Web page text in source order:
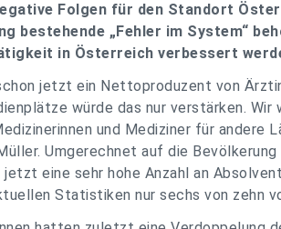
Folgen für den Standort
bestehende „Fehler im System“
in Österreich verbessert
jetzt ein Nettoproduzent von
würde das nur verstärken.
und Mediziner für andere
Umgerechnet auf die
eine sehr hohe Anzahl an
Statistiken nur sechs von zehn